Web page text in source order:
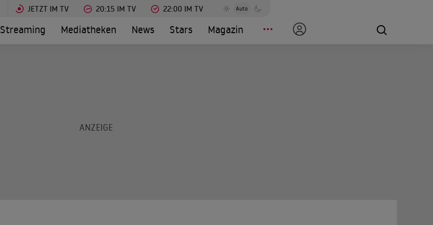
JETZT IM TV 20:15 IM TV 22:00 IM TV Auto
Streaming Mediatheken News Stars Magazin